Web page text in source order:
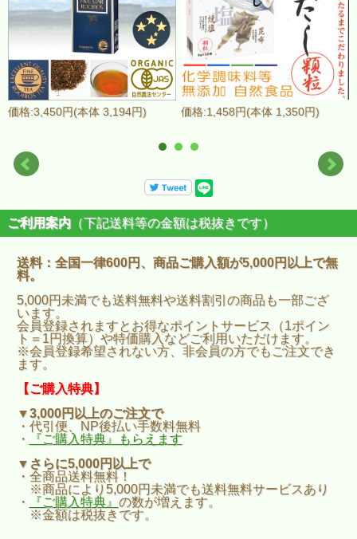
価格:3,450円(本体 3,194円) 価格:1,458円(本体 1,350円)
ご利用案内 （下記送料等の金額は税抜きです）
送料：全国一律600円、商品ご購入額が5,000円以上で無
料。
5,000円未満でも送料無料や送料割引の商品も一部ござ
います。
会員登録されますとお得なポイントサービス（1ポイン
ト＝1円換算）や特価購入などご利用いただけます。
※会員登録希望されない方、非会員の方でもご注文でき
ます。
【ご購入特典】
▼3,000円以上のご注文で
・代引便、NP後払い手数料無料
・
『ご購入特典』もらえます
▼さらに5,000円以上で
・全商品送料無料！
※商品により5,000円未満でも送料無料サービスあり
・
『ご購入特典』 の数が増えます。
※金額は税抜きです。